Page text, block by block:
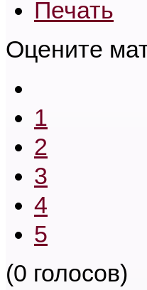
Печать
Оцените
1
2
3
4
5
(0 голосов)